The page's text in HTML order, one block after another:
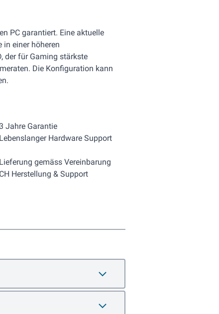
PC garantiert. Eine aktuelle
in einer höheren
der für Gaming stärkste
Die Konfiguration kann
Jahre Garantie
Lebenslanger Hardware Support
Lieferung gemäss Vereinbarung
CH Herstellung & Support